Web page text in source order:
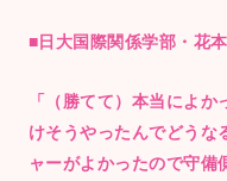
■日大国際関係学部・花
「（勝てて）本当によ
けそうやったんでどうな
ャーがよかったので守備